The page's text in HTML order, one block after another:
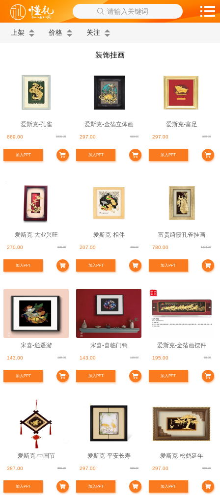
请输入关键词
上架 价格 关注
装饰挂画
爱斯克-孔雀
869.00 1930.00
加入PPT
爱斯克-金箔立体画
297.00 660.00
加入PPT
爱斯克-富足
297.00 660.00
加入PPT
爱斯克-大业兴旺
270.00 600.00
加入PPT
爱斯克-相伴
207.00 460.00
加入PPT
富贵绮霞孔雀挂画
780.00 1404.00
加入PPT
宋喜-逍遥游
143.00 169.00
加入PPT
宋喜-喜临⻔销
143.00 169.00
加入PPT
爱斯克-金箔画摆件
195.00 88.00
加入PPT
爱斯克-中国节
387.00 860.00
加入PPT
爱斯克-平安长寿
297.00 660.00
加入PPT
爱斯克-松鹤延年
297.00 660.00
加入PPT